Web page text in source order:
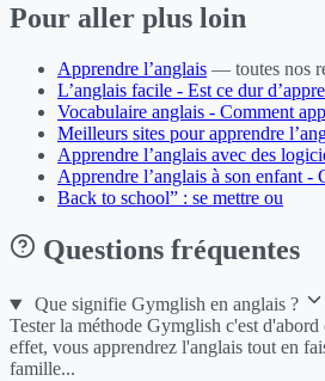
Pour aller plus loin
Apprendre l’anglais — toutes nos
L’anglais facile - Est ce dur
Vocabulaire anglais - Comment
Meilleurs sites pour apprendre
Apprendre l’anglais avec des
Apprendre l’anglais à son enfant -
Back to school” : se mettre ou
Questions fréquentes
Que signifie Gymglish en anglais ?
Tester la méthode Gymglish c'est
effet, vous apprendrez l'anglais tout en
famille...